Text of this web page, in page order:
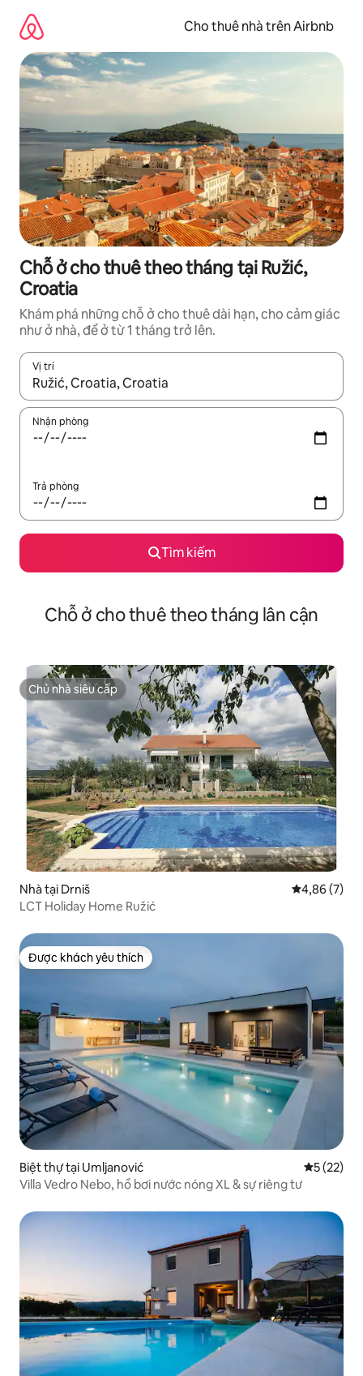
dung
Cho thuê nhà trên Airbnb
Chỗ ở cho thuê theo tháng tại Ružić,
Croatia
Khám phá những chỗ ở cho thuê dài hạn, cho cảm giác
như ở nhà, để ở từ 1 tháng trở lên.
Vị trí
Khi có kết quả, hãy điều hướng bằng phím mũi tên lên và
Nhận phòng
Trả phòng
Tìm kiếm
Chỗ ở cho thuê theo tháng lân cận
Chủ nhà siêu cấp
Chủ nhà siêu cấp
Nhà tại Drniš Xếp hạng
4,86 (7)
LCT Holiday Home Ružić
Được khách yêu thích
Được khách yêu thích
Biệt thự tại Umljanović Xếp hạng
5 (22)
Villa Vedro Nebo, hồ bơi nước nóng XL & sự riêng tư